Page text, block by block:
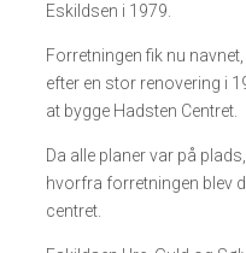
Eskildsen i 1979.​​
Forretningen fik nu
efter en stor renovering i
at bygge Hadsten Centret.​
​Da alle planer var på
hvorfra forretningen blev
centret.